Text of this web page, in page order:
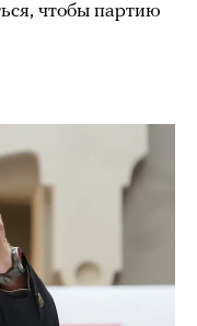
чтобы партию